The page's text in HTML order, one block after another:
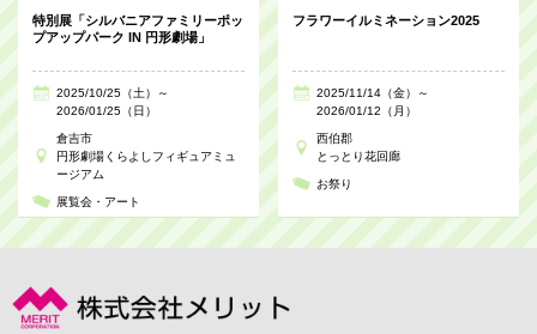
特別展「シルバニアファミリーポッ
プアップパーク IN 円形劇場」
2025/10/25（土）～
2026/01/25（日）
倉吉市
円形劇場くらよしフィギュアミュ
ージアム
展覧会・アート
フラワーイルミネーション2025
2025/11/14（金）～
2026/01/12（月）
西伯郡
とっとり花回廊
お祭り